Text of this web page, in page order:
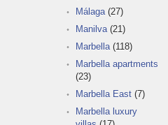
Málaga (27)
Manilva (21)
Marbella (118)
Marbella apartments
(23)
Marbella East (7)
Marbella luxury